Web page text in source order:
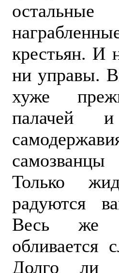
крестьян. И
ни управы.
хуже
палачей
Только
радуются
Весь же
обливается
Долго ли